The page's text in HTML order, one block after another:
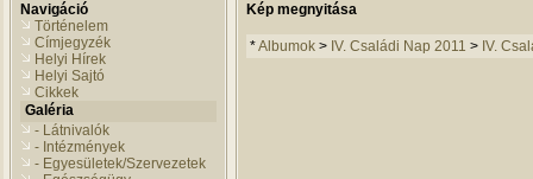
Navigáció
Történelem
Címjegyzék
Helyi Hírek
Helyi Sajtó
Cikkek
Galéria
- Látnivalók
- Intézmények
- Egyesületek/Szervezetek
Kép megnyitása
*Albumok > IV. Családi Nap 2011 > IV.